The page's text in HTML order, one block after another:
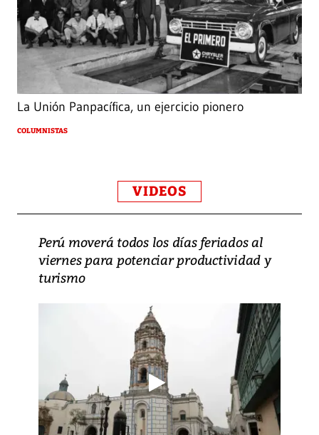
La Unión Panpacífica, un ejercicio pionero
COLUMNISTAS
VIDEOS
Perú moverá todos los días feriados al
viernes para potenciar productividad y
turismo